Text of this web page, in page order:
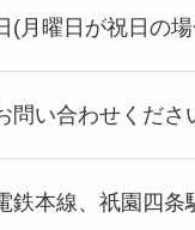
(月曜日が祝日の場
問い合わせくださ
鉄本線、祇園四条